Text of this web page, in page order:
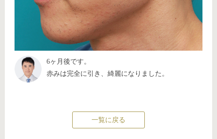
6ヶ月後です。
赤みは完全に引き、綺麗になりました。
一覧に戻る